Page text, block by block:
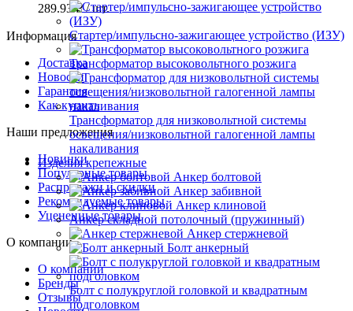
Стартер/импульсно-зажигающее устройство (ИЗУ)
Трансформатор высоковольтного розжига
Трансформатор для низковольтной системы
освещения/низковольтной галогенной лампы
накаливания
Изделия крепежные
Анкер болтовой
Анкер забивной
Анкер клиновой
Анкер складной потолочный (пружинный)
Анкер стержневой
Болт анкерный
Болт с полукруглой головкой и квадратным
подголовком
289.93 ₽/ шт.
Информация
Доставка
Новости
Гарантия
Как купить
Наши предложения
Новинки
Популярные товары
Распродажи и скидки
Рекомендуемые товары
Уцененные товары
О компании
О компании
Бренды
Отзывы